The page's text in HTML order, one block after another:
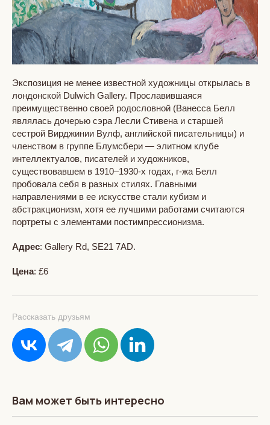
Экспозиция не менее известной художницы открылась в
лондонской Dulwich Gallery. Прославившаяся
преимущественно своей родословной (Ванесса Белл
являлась дочерью сэра Лесли Стивена и старшей
сестрой Вирджинии Вулф, английской писательницы) и
членством в группе Блумсбери — элитном клубе
интеллектуалов, писателей и художников,
существовавшем в 1910–1930-х годах, г-жа Белл
пробовала себя в разных стилях. Главными
направлениями в ее искусстве стали кубизм и
абстракционизм, хотя ее лучшими работами считаются
портреты с элементами постимпрессионизма.
Адрес: Gallery Rd, SE21 7AD.
Цена: £6
Рассказать друзьям
Вам может быть интересно